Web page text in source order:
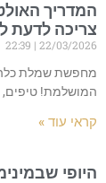
המדריך
צריכה לדעת
22/03/2026
מחפשת שמלת
המושלמת! טיפים,
קראי עוד »
היופי